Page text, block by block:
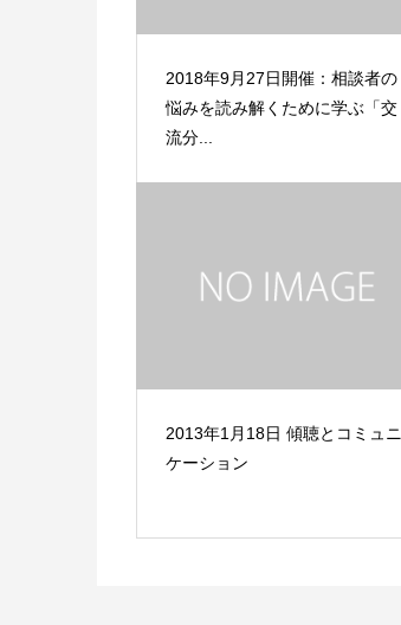
2018年9月27日開催：相談者の
悩みを読み解くために学ぶ「交
流分...
2013年1月18日 傾聴とコミュニ
ケーション